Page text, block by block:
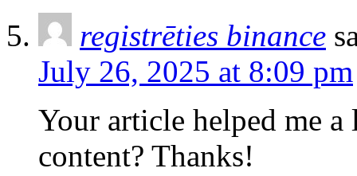
registrēties binance
July 26, 2025 at 8:09 pm
Your article helped me
content? Thanks!